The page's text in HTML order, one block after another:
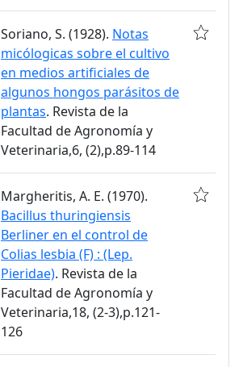
Soriano, S. (1928). Notas
micólogicas sobre el cultivo
en medios artificiales de
algunos hongos parásitos de
plantas. Revista de la
Facultad de Agronomía y
Veterinaria,6, (2),p.89-114
Margheritis, A. E. (1970).
Bacillus thuringiensis
Berliner en el control de
Colias lesbia (F) : (Lep.
Pieridae). Revista de la
Facultad de Agronomía y
Veterinaria,18, (2-3),p.121-
126